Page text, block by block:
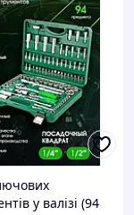
у валізі (94